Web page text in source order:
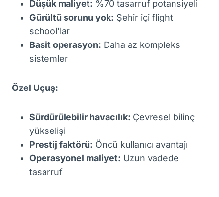
Düşük maliyet: %70 tasarruf potansiyeli
Gürültü sorunu yok: Şehir içi flight
school’lar
Basit operasyon: Daha az kompleks
sistemler
Özel Uçuş:
Sürdürülebilir havacılık: Çevresel bilinç
yükselişi
Prestij faktörü: Öncü kullanıcı avantajı
Operasyonel maliyet: Uzun vadede
tasarruf